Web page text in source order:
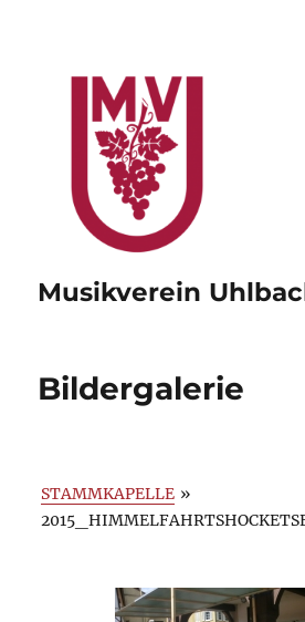
Musikverein
Bildergalerie
STAMMKAPELLE »